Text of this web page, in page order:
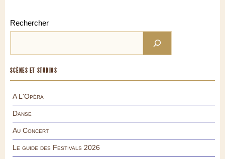
Rechercher
SCÈNES ET STUDIOS
A L'Opéra
Danse
Au Concert
Le guide des Festivals 2026